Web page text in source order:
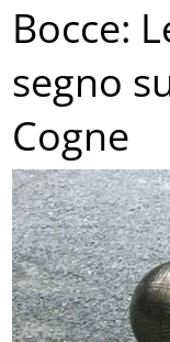
Bocce:
segno
Cogne